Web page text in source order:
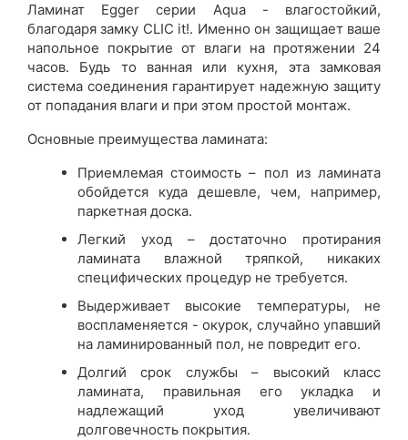
Ламинат Egger серии Aqua - влагостойкий,
благодаря замку CLIC it!. Именно он защищает ваше
напольное покрытие от влаги на протяжении 24
часов. Будь то ванная или кухня, эта замковая
система соединения гарантирует надежную защиту
от попадания влаги и при этом простой монтаж.
Основные преимущества ламината:
Приемлемая стоимость – пол из ламината
обойдется куда дешевле, чем, например,
паркетная доска.
Легкий уход – достаточно протирания
ламината влажной тряпкой, никаких
специфических процедур не требуется.
Выдерживает высокие температуры, не
воспламеняется - окурок, случайно упавший
на ламинированный пол, не повредит его.
Долгий срок службы – высокий класс
ламината, правильная его укладка и
надлежащий уход увеличивают
долговечность покрытия.